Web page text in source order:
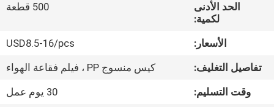
في
المعمل
الحد الأدنى
لكمية:
500 قطعة
الأسعار:
USD8.5-16/pcs
تفاصيل التغليف:
كيس منسوج PP ، فيلم فقاعة الهواء
وقت التسليم:
30 يوم عمل